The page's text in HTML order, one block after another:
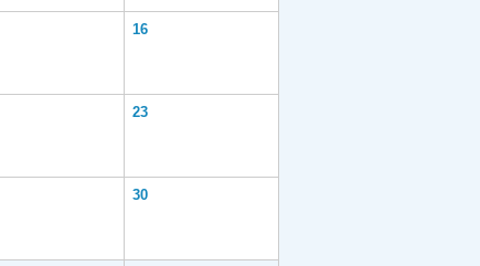
16
23
30